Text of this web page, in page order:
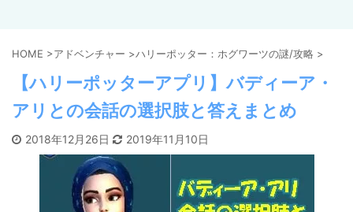
HOME >アドベンチャー >ハリーポッター：ホグワーツの謎/攻略 >
【ハリーポッターアプリ】バディーア・
アリとの会話の選択肢と答えまとめ
2018年12月26日 2019年11月10日